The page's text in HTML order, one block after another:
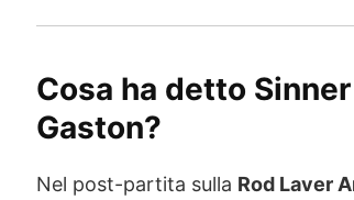
Cosa ha detto
Gaston?
Nel post-partita sulla Rod Laver